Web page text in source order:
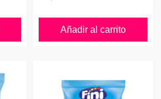
Añadir al carrito